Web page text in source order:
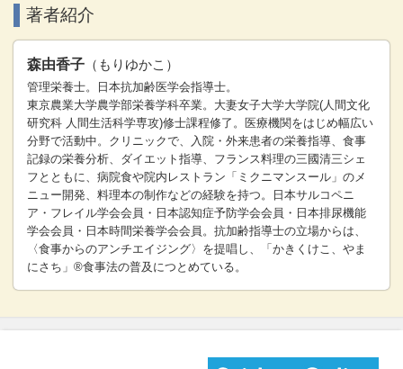
著者紹介
森由香子 （もりゆかこ）
管理栄養士。日本抗加齢医学会指導士。
東京農業大学農学部栄養学科卒業。大妻女子大学大学院(人間文化
研究科 人間生活科学専攻)修士課程修了。医療機関をはじめ幅広い
分野で活動中。クリニックで、入院・外来患者の栄養指導、食事
記録の栄養分析、ダイエット指導、フランス料理の三國清三シェ
フとともに、病院食や院内レストラン「ミクニマンスール」のメ
ニュー開発、料理本の制作などの経験を持つ。日本サルコペニ
ア・フレイル学会会員・日本認知症予防学会会員・日本排尿機能
学会会員・日本時間栄養学会会員。抗加齢指導士の立場からは、
〈食事からのアンチエイジング〉を提唱し、「かきくけこ、やま
にさち」®食事法の普及につとめている。